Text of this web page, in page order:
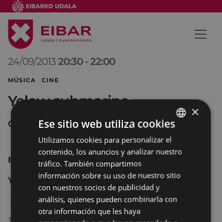
24/09/2013 20:30 -22:00
MÚSICA CINE
Yelow submarine
Coliseo
BEATLES : 50 ANIVERSARIO
YELOW SUBMARINE
George Dunning
BASQUE
SPANISH
×
Ese sitio web utiliza cookies
Utilizamos cookies para personalizar el
contenido, los anuncios y analizar nuestro
tráfico. También compartimos
información sobre su uso de nuestro sitio
con nuestros socios de publicidad y
análisis, quienes pueden combinarla con
otra información que les haya